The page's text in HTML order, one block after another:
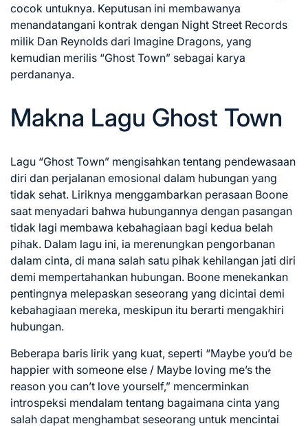
cocok untuknya. Keputusan ini membawanya
menandatangani kontrak dengan Night Street Records
milik Dan Reynolds dari Imagine Dragons, yang
kemudian merilis “Ghost Town” sebagai karya
perdananya.
Makna Lagu Ghost Town
Lagu “Ghost Town” mengisahkan tentang pendewasaan
diri dan perjalanan emosional dalam hubungan yang
tidak sehat. Liriknya menggambarkan perasaan Boone
saat menyadari bahwa hubungannya dengan pasangan
tidak lagi membawa kebahagiaan bagi kedua belah
pihak. Dalam lagu ini, ia merenungkan pengorbanan
dalam cinta, di mana salah satu pihak kehilangan jati diri
demi mempertahankan hubungan. Boone menekankan
pentingnya melepaskan seseorang yang dicintai demi
kebahagiaan mereka, meskipun itu berarti mengakhiri
hubungan.
Beberapa baris lirik yang kuat, seperti “Maybe you’d be
happier with someone else / Maybe loving me’s the
reason you can’t love yourself,” mencerminkan
introspeksi mendalam tentang bagaimana cinta yang
salah dapat menghambat seseorang untuk mencintai